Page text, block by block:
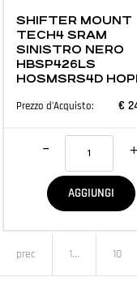
SHIFTER MOUNT
TECH4 SRAM
SINISTRO NERO
HBSP426LS
HOSMSRS4D
Prezzo d'Acquisto: €
AGGIUNGI
prec 1... 10